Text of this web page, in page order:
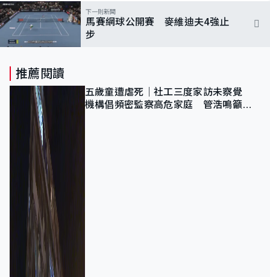
下一則新聞
馬賽網球公開賽 麥維迪夫4強止
步
推薦閱讀
五歲童遭虐死｜社工三度家訪未察覺
機構倡頻密監察高危家庭 管浩鳴籲加